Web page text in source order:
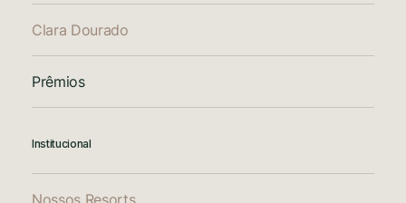
Clara Dourado
Prêmios
Institucional
Nossos Resorts